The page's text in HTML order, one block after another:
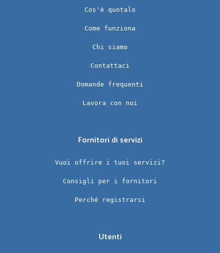
Cos'è quotalo
Come funziona
Chi siamo
Contattaci
Domande frequenti
Lavora con noi
Fornitori di servizi
Vuoi offrire i tuoi servizi?
Consigli per i fornitori
Perché registrarsi
Utenti